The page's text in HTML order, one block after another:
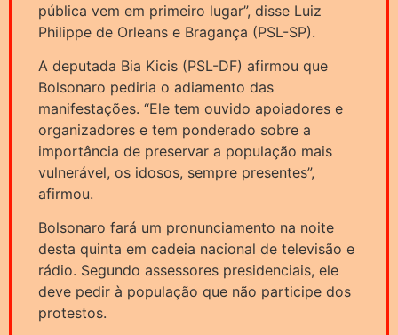
pública vem em primeiro lugar”, disse Luiz
Philippe de Orleans e Bragança (PSL-SP).
A deputada Bia Kicis (PSL-DF) afirmou que
Bolsonaro pediria o adiamento das
manifestações. “Ele tem ouvido apoiadores e
organizadores e tem ponderado sobre a
importância de preservar a população mais
vulnerável, os idosos, sempre presentes”,
afirmou.
Bolsonaro fará um pronunciamento na noite
desta quinta em cadeia nacional de televisão e
rádio. Segundo assessores presidenciais, ele
deve pedir à população que não participe dos
protestos.